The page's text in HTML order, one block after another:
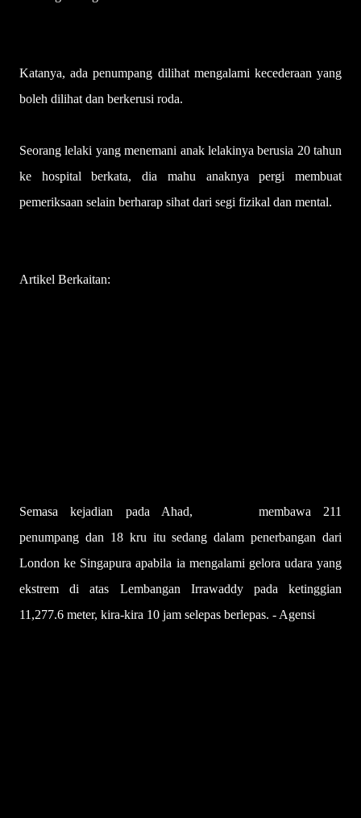
Katanya, ada penumpang dilihat mengalami kecederaan yang
boleh dilihat dan berkerusi roda.
Seorang lelaki yang menemani anak lelakinya berusia 20 tahun
ke hospital berkata, dia mahu anaknya pergi membuat
pemeriksaan selain berharap sihat dari segi fizikal dan mental.
Artikel Berkaitan:
Semasa kejadian pada Ahad,
membawa 211
penumpang dan 18 kru itu sedang dalam penerbangan dari
London ke Singapura apabila ia mengalami gelora udara yang
ekstrem di atas Lembangan Irrawaddy pada ketinggian
11,277.6 meter, kira-kira 10 jam selepas berlepas. - Agensi